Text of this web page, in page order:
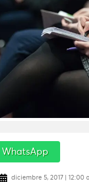
diciembre 5, 2017 | 12:00